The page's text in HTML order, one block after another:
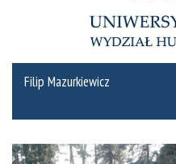
Filip Mazurkiewicz